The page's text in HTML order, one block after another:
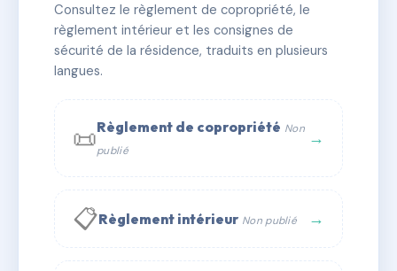
✓ Immatriculée 🏠 82 lots 🏗 1 bâtiment(s)
📞 Contacter Syndic Digital
Consultez le règlement de copropriété, le
règlement intérieur et les consignes de
sécurité de la résidence, traduits en plusieurs
langues.
📜Règlement de copropriété Non
publié
→
📋Règlement intérieur Non publié →